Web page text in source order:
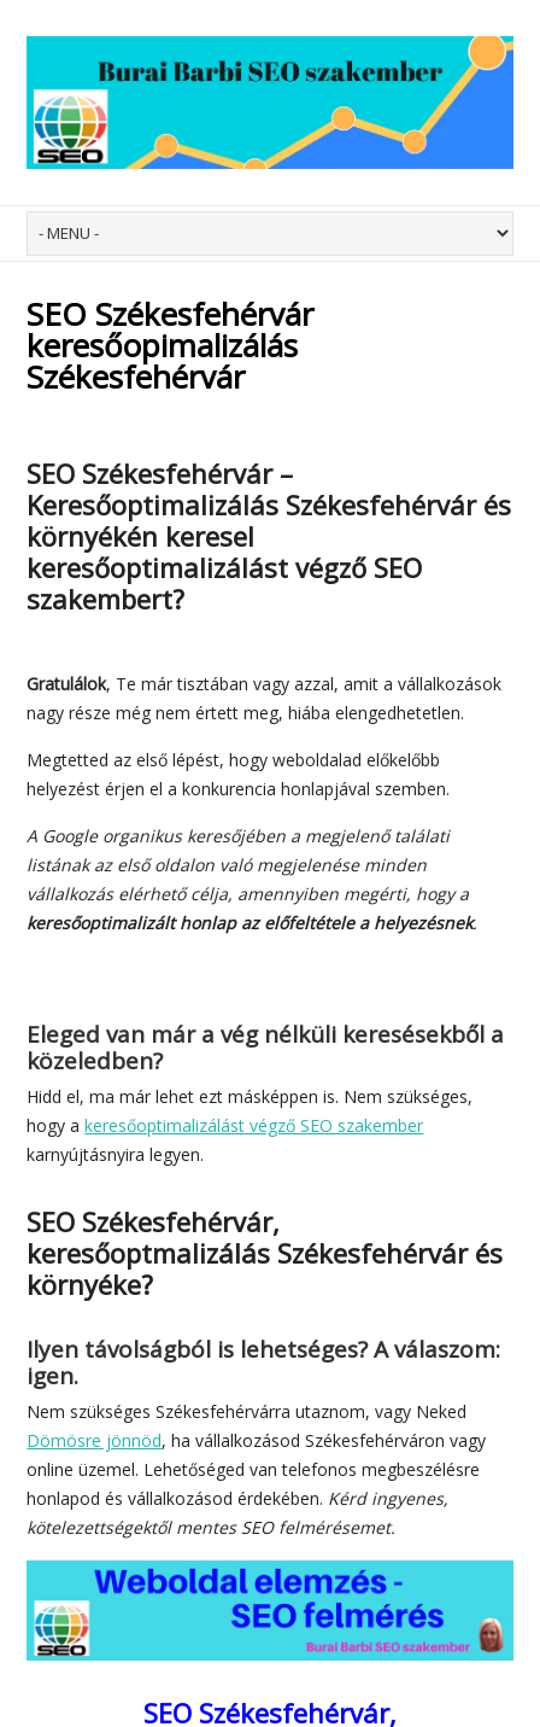
SEO Székesfehérvár
keresőopimalizálás
Székesfehérvár
SEO Székesfehérvár –
Keresőoptimalizálás Székesfehérvárés
környékén keresel
keresőoptimalizálást végző SEO
szakembert?
Gratulálok, Te már tisztában vagy azzal, amit a vállalkozások
nagy része még nem értett meg, hiába elengedhetetlen.
Megtetted az első lépést, hogy weboldalad előkelőbb
helyezést érjen el a konkurencia honlapjával szemben.
A Google organikus keresőjében a megjelenő találati
listának az első oldalon való megjelenése minden
vállalkozás elérhető célja, amennyiben megérti, hogy a
keresőoptimalizált honlap az előfeltétele a helyezésnek.
Eleged van már a vég nélküli keresésekből a
közeledben?
Hidd el, ma már lehet ezt másképpen is. Nem szükséges,
hogy akeresőoptimalizálást végző SEO szakember
karnyújtásnyira legyen.
SEO Székesfehérvár,
keresőoptmalizálás Székesfehérvár és
környéke?
Ilyen távolságból is lehetséges? A válaszom:
igen.
Nem szükséges Székesfehérvárra utaznom, vagy Neked
Dömösre jönnöd, ha vállalkozásod Székesfehérváron vagy
online üzemel. Lehetőséged van telefonos megbeszélésre
honlapod és vállalkozásod érdekében. Kérd ingyenes,
kötelezettségektől mentes SEO felmérésemet.
SEO Székesfehérvár,